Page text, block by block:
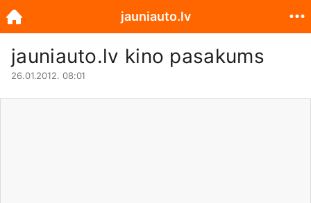
jauniauto.lv kino pasakums
26.01.2012. 08:01
jauniauto.lv